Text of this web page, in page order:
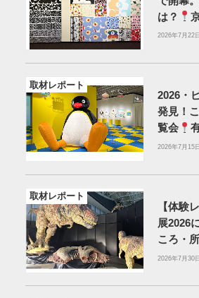
は？
2026年7月22日
取材レポート
2026・
発見！
覧会
2026年7月15日
取材レポート
【体験
展2026
ころ・
を紹介
2026年7月30日